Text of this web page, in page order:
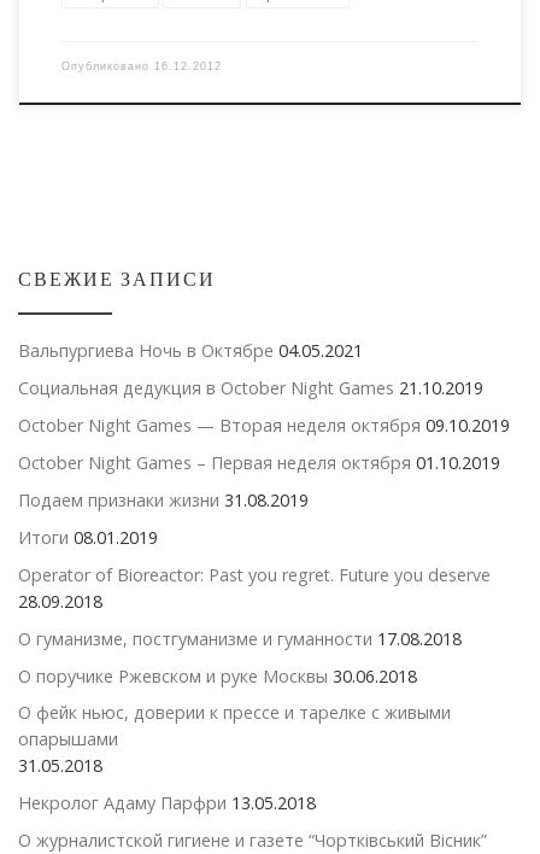
Опубликовано 16.12.2012
СВЕЖИЕ ЗАПИСИ
Вальпургиева Ночь в Октябре 04.05.2021
Социальная дедукция в October Night Games 21.10.2019
October Night Games — Вторая неделя октября 09.10.2019
October Night Games – Первая неделя октября 01.10.2019
Подаем признаки жизни 31.08.2019
Итоги 08.01.2019
Operator of Bioreactor: Past you regret. Future you deserve
28.09.2018
О гуманизме, постгуманизме и гуманности 17.08.2018
О поручике Ржевском и руке Москвы 30.06.2018
О фейк ньюс, доверии к прессе и тарелке с живыми
опарышами
31.05.2018
Некролог Адаму Парфри 13.05.2018
О журналистской гигиене и газете “Чортківський Вісник”